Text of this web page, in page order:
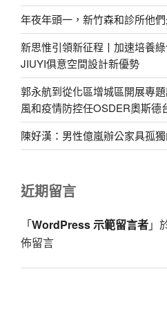
年夜年頭一，新竹森和診所他
新思惟引領新征程丨加速培養
JIUYI俱意空間設計新優勢
郭永航到從化區增城區開展專
風和疫情防控任OSDER奧斯德
陳好漢：男性億嵐辦公家具孤
近期留言
「WordPress 示範留言者」
佈留言